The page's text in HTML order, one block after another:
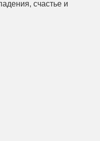
счастье и